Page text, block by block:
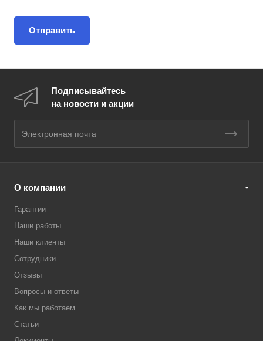
Подписывайтесь
на новости и акции
О компании
Гарантии
Наши работы
Наши клиенты
Сотрудники
Отзывы
Вопросы и ответы
Как мы работаем
Статьи